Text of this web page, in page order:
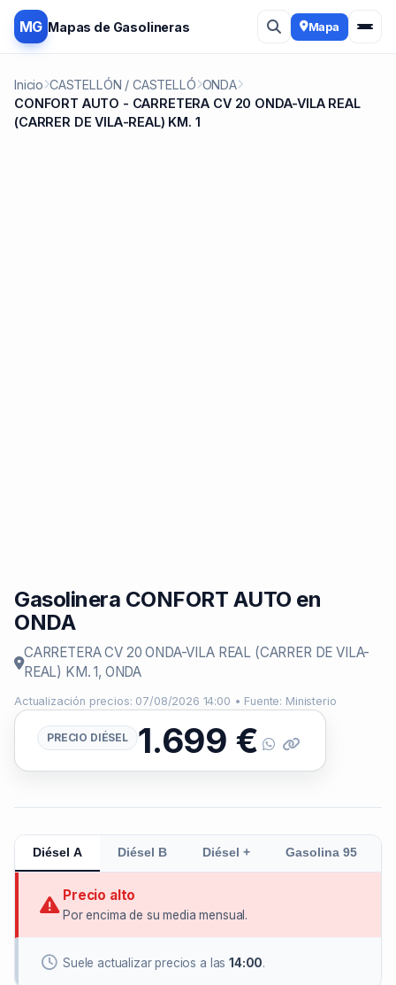
MG Mapas de Gasolineras Mapa
Inicio CASTELLÓN / CASTELLÓ ONDA
CONFORT AUTO - CARRETERA CV 20 ONDA-VILA REAL
(CARRER DE VILA-REAL) KM. 1
Gasolinera CONFORT AUTO en
ONDA
CARRETERA CV 20 ONDA-VILA REAL (CARRER DE VILA-
REAL) KM. 1, ONDA
Actualización precios: 07/08/2026 14:00 • Fuente: Ministerio
PRECIO DIÉSEL 1.699 €
Diésel A Diésel B Diésel + Gasolina 95
Precio alto
Por encima de su media mensual.
Suele actualizar precios a las14:00.